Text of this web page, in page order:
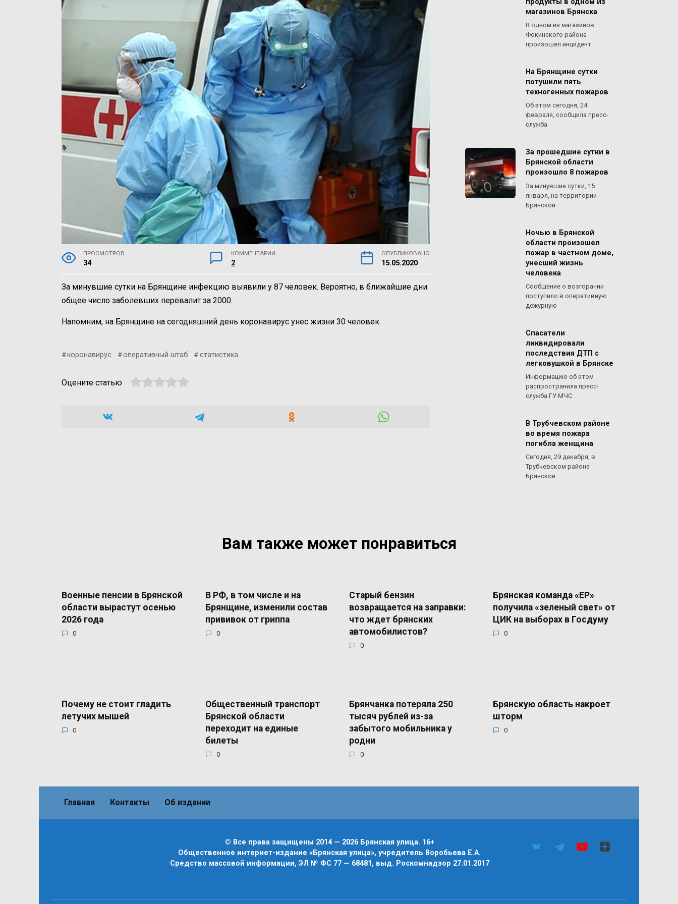
ПРОСМОТРОВ
34
КОММЕНТАРИИ
2
ОПУБЛИКОВАНО
15.05.2020
За минувшие сутки на Брянщине инфекцию выявили у 87 человек. Вероятно, в ближайшие дни
общее число заболевших перевалит за 2000.
Напомним, на Брянщине на сегодняшний день коронавирус унес жизни 30 человек.
коронавирус оперативный штаб статистика
Оцените статью
продукты в одном из
магазинов Брянска
В одном из магазинов
Фокинского района
произошел инцидент
На Брянщине сутки
потушили пять
техногенных пожаров
Об этом сегодня, 24
февраля, сообщила пресс-
служба
За прошедшие сутки в
Брянской области
произошло 8 пожаров
За минувшие сутки, 15
января, на территории
Брянской
Ночью в Брянской
области произошел
пожар в частном доме,
унесший жизнь
человека
Сообщение о возгорании
поступило в оперативную
дежурную
Спасатели
ликвидировали
последствия ДТП с
легковушкой в Брянске
Информацию об этом
распространила пресс-
служба ГУ МЧС
В Трубчевском районе
во время пожара
погибла женщина
Сегодня, 29 декабря, в
Трубчевском районе
Брянской
Вам также может понравиться
Военные пенсии в Брянской
области вырастут осенью
2026 года
0
В РФ, в том числе и на
Брянщине, изменили состав
прививок от гриппа
0
Старый бензин
возвращается на заправки:
что ждет брянских
автомобилистов?
0
Брянская команда «ЕР»
получила «зеленый свет» от
ЦИК на выборах в Госдуму
0
Почему не стоит гладить
летучих мышей
0
Общественный транспорт
Брянской области
переходит на единые
билеты
0
Брянчанка потеряла 250
тысяч рублей из-за
забытого мобильника у
родни
0
Брянскую область накроет
шторм
0
Главная Контакты Об издании
© Все права защищены 2014 — 2026 Брянская улица. 16+
Общественное интернет-издание «Брянская улица», учредитель Воробьева Е.А.
Средство массовой информации, ЭЛ № ФС 77 — 68481, выд. Роскомнадзор 27.01.2017